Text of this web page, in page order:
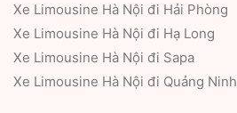
Xe Limousine Hà Nội đi Hải Phòng
Xe Limousine Hà Nội đi Hạ Long
Xe Limousine Hà Nội đi Sapa
Xe Limousine Hà Nội đi Quảng Ninh